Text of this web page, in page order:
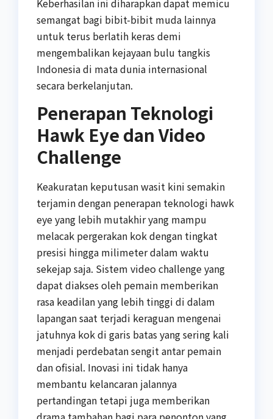
Keberhasilan ini diharapkan dapat memicu
semangat bagi bibit-bibit muda lainnya
untuk terus berlatih keras demi
mengembalikan kejayaan bulu tangkis
Indonesia di mata dunia internasional
secara berkelanjutan.
Penerapan Teknologi
Hawk Eye dan Video
Challenge
Keakuratan keputusan wasit kini semakin
terjamin dengan penerapan teknologi hawk
eye yang lebih mutakhir yang mampu
melacak pergerakan kok dengan tingkat
presisi hingga milimeter dalam waktu
sekejap saja. Sistem video challenge yang
dapat diakses oleh pemain memberikan
rasa keadilan yang lebih tinggi di dalam
lapangan saat terjadi keraguan mengenai
jatuhnya kok di garis batas yang sering kali
menjadi perdebatan sengit antar pemain
dan ofisial. Inovasi ini tidak hanya
membantu kelancaran jalannya
pertandingan tetapi juga memberikan